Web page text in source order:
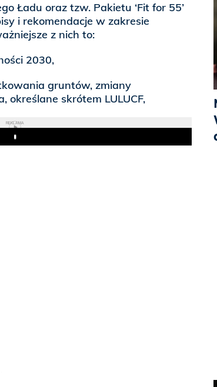
Ładu oraz tzw. Pakietu ‘Fit for 55’
i rekomendacje w zakresie
z nich to:
2030,
gruntów, zmiany
skrótem LULUCF,
REKLAMA
Play